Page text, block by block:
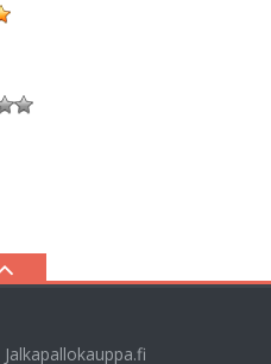
Jalkapallokauppa.fi